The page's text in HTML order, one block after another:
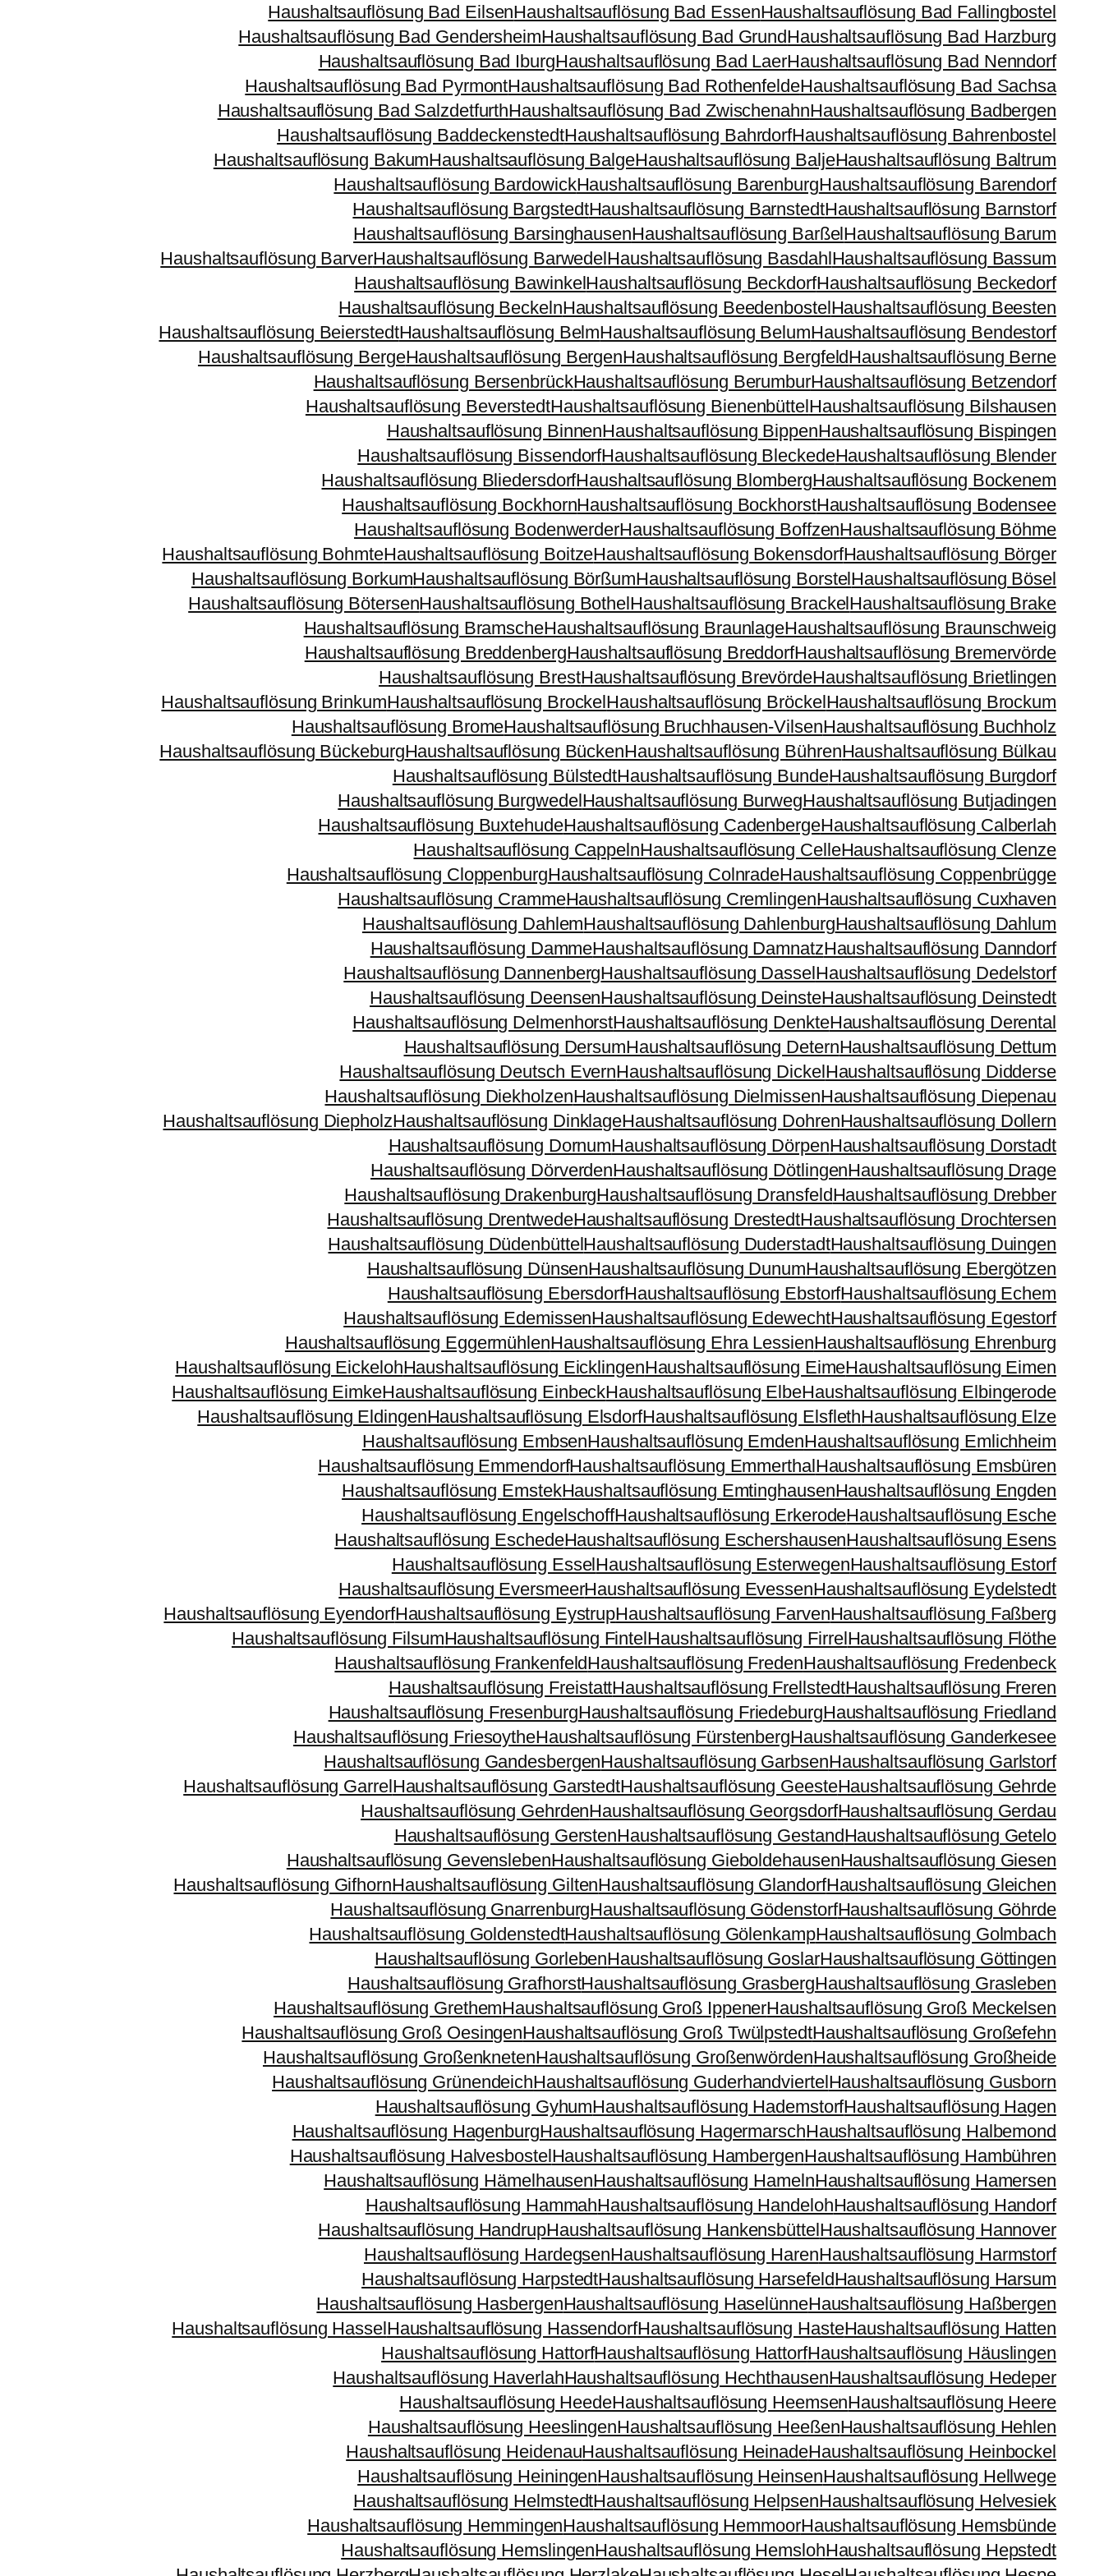
Haushaltsauflösung Bad EilsenHaushaltsauflösung Bad EssenHaushaltsauflösung Bad Fallingbostel
Haushaltsauflösung Bad GendersheimHaushaltsauflösung Bad GrundHaushaltsauflösung Bad Harzburg
Haushaltsauflösung Bad IburgHaushaltsauflösung Bad LaerHaushaltsauflösung Bad Nenndorf
Haushaltsauflösung Bad PyrmontHaushaltsauflösung Bad RothenfeldeHaushaltsauflösung Bad Sachsa
Haushaltsauflösung Bad SalzdetfurthHaushaltsauflösung Bad ZwischenahnHaushaltsauflösung Badbergen
Haushaltsauflösung BaddeckenstedtHaushaltsauflösung BahrdorfHaushaltsauflösung Bahrenbostel
Haushaltsauflösung BakumHaushaltsauflösung BalgeHaushaltsauflösung BaljeHaushaltsauflösung Baltrum
Haushaltsauflösung BardowickHaushaltsauflösung BarenburgHaushaltsauflösung Barendorf
Haushaltsauflösung BargstedtHaushaltsauflösung BarnstedtHaushaltsauflösung Barnstorf
Haushaltsauflösung BarsinghausenHaushaltsauflösung BarßelHaushaltsauflösung Barum
Haushaltsauflösung BarverHaushaltsauflösung BarwedelHaushaltsauflösung BasdahlHaushaltsauflösung Bassum
Haushaltsauflösung BawinkelHaushaltsauflösung BeckdorfHaushaltsauflösung Beckedorf
Haushaltsauflösung BeckelnHaushaltsauflösung BeedenbostelHaushaltsauflösung Beesten
Haushaltsauflösung BeierstedtHaushaltsauflösung BelmHaushaltsauflösung BelumHaushaltsauflösung Bendestorf
Haushaltsauflösung BergeHaushaltsauflösung BergenHaushaltsauflösung BergfeldHaushaltsauflösung Berne
Haushaltsauflösung BersenbrückHaushaltsauflösung BerumburHaushaltsauflösung Betzendorf
Haushaltsauflösung BeverstedtHaushaltsauflösung BienenbüttelHaushaltsauflösung Bilshausen
Haushaltsauflösung BinnenHaushaltsauflösung BippenHaushaltsauflösung Bispingen
Haushaltsauflösung BissendorfHaushaltsauflösung BleckedeHaushaltsauflösung Blender
Haushaltsauflösung BliedersdorfHaushaltsauflösung BlombergHaushaltsauflösung Bockenem
Haushaltsauflösung BockhornHaushaltsauflösung BockhorstHaushaltsauflösung Bodensee
Haushaltsauflösung BodenwerderHaushaltsauflösung BoffzenHaushaltsauflösung Böhme
Haushaltsauflösung BohmteHaushaltsauflösung BoitzeHaushaltsauflösung BokensdorfHaushaltsauflösung Börger
Haushaltsauflösung BorkumHaushaltsauflösung BörßumHaushaltsauflösung BorstelHaushaltsauflösung Bösel
Haushaltsauflösung BötersenHaushaltsauflösung BothelHaushaltsauflösung BrackelHaushaltsauflösung Brake
Haushaltsauflösung BramscheHaushaltsauflösung BraunlageHaushaltsauflösung Braunschweig
Haushaltsauflösung BreddenbergHaushaltsauflösung BreddorfHaushaltsauflösung Bremervörde
Haushaltsauflösung BrestHaushaltsauflösung BrevördeHaushaltsauflösung Brietlingen
Haushaltsauflösung BrinkumHaushaltsauflösung BrockelHaushaltsauflösung BröckelHaushaltsauflösung Brockum
Haushaltsauflösung BromeHaushaltsauflösung Bruchhausen-VilsenHaushaltsauflösung Buchholz
Haushaltsauflösung BückeburgHaushaltsauflösung BückenHaushaltsauflösung BührenHaushaltsauflösung Bülkau
Haushaltsauflösung BülstedtHaushaltsauflösung BundeHaushaltsauflösung Burgdorf
Haushaltsauflösung BurgwedelHaushaltsauflösung BurwegHaushaltsauflösung Butjadingen
Haushaltsauflösung BuxtehudeHaushaltsauflösung CadenbergeHaushaltsauflösung Calberlah
Haushaltsauflösung CappelnHaushaltsauflösung CelleHaushaltsauflösung Clenze
Haushaltsauflösung CloppenburgHaushaltsauflösung ColnradeHaushaltsauflösung Coppenbrügge
Haushaltsauflösung CrammeHaushaltsauflösung CremlingenHaushaltsauflösung Cuxhaven
Haushaltsauflösung DahlemHaushaltsauflösung DahlenburgHaushaltsauflösung Dahlum
Haushaltsauflösung DammeHaushaltsauflösung DamnatzHaushaltsauflösung Danndorf
Haushaltsauflösung DannenbergHaushaltsauflösung DasselHaushaltsauflösung Dedelstorf
Haushaltsauflösung DeensenHaushaltsauflösung DeinsteHaushaltsauflösung Deinstedt
Haushaltsauflösung DelmenhorstHaushaltsauflösung DenkteHaushaltsauflösung Derental
Haushaltsauflösung DersumHaushaltsauflösung DeternHaushaltsauflösung Dettum
Haushaltsauflösung Deutsch EvernHaushaltsauflösung DickelHaushaltsauflösung Didderse
Haushaltsauflösung DiekholzenHaushaltsauflösung DielmissenHaushaltsauflösung Diepenau
Haushaltsauflösung DiepholzHaushaltsauflösung DinklageHaushaltsauflösung DohrenHaushaltsauflösung Dollern
Haushaltsauflösung DornumHaushaltsauflösung DörpenHaushaltsauflösung Dorstadt
Haushaltsauflösung DörverdenHaushaltsauflösung DötlingenHaushaltsauflösung Drage
Haushaltsauflösung DrakenburgHaushaltsauflösung DransfeldHaushaltsauflösung Drebber
Haushaltsauflösung DrentwedeHaushaltsauflösung DrestedtHaushaltsauflösung Drochtersen
Haushaltsauflösung DüdenbüttelHaushaltsauflösung DuderstadtHaushaltsauflösung Duingen
Haushaltsauflösung DünsenHaushaltsauflösung DunumHaushaltsauflösung Ebergötzen
Haushaltsauflösung EbersdorfHaushaltsauflösung EbstorfHaushaltsauflösung Echem
Haushaltsauflösung EdemissenHaushaltsauflösung EdewechtHaushaltsauflösung Egestorf
Haushaltsauflösung EggermühlenHaushaltsauflösung Ehra LessienHaushaltsauflösung Ehrenburg
Haushaltsauflösung EickelohHaushaltsauflösung EicklingenHaushaltsauflösung EimeHaushaltsauflösung Eimen
Haushaltsauflösung EimkeHaushaltsauflösung EinbeckHaushaltsauflösung ElbeHaushaltsauflösung Elbingerode
Haushaltsauflösung EldingenHaushaltsauflösung ElsdorfHaushaltsauflösung ElsflethHaushaltsauflösung Elze
Haushaltsauflösung EmbsenHaushaltsauflösung EmdenHaushaltsauflösung Emlichheim
Haushaltsauflösung EmmendorfHaushaltsauflösung EmmerthalHaushaltsauflösung Emsbüren
Haushaltsauflösung EmstekHaushaltsauflösung EmtinghausenHaushaltsauflösung Engden
Haushaltsauflösung EngelschoffHaushaltsauflösung ErkerodeHaushaltsauflösung Esche
Haushaltsauflösung EschedeHaushaltsauflösung EschershausenHaushaltsauflösung Esens
Haushaltsauflösung EsselHaushaltsauflösung EsterwegenHaushaltsauflösung Estorf
Haushaltsauflösung EversmeerHaushaltsauflösung EvessenHaushaltsauflösung Eydelstedt
Haushaltsauflösung EyendorfHaushaltsauflösung EystrupHaushaltsauflösung FarvenHaushaltsauflösung Faßberg
Haushaltsauflösung FilsumHaushaltsauflösung FintelHaushaltsauflösung FirrelHaushaltsauflösung Flöthe
Haushaltsauflösung FrankenfeldHaushaltsauflösung FredenHaushaltsauflösung Fredenbeck
Haushaltsauflösung FreistattHaushaltsauflösung FrellstedtHaushaltsauflösung Freren
Haushaltsauflösung FresenburgHaushaltsauflösung FriedeburgHaushaltsauflösung Friedland
Haushaltsauflösung FriesoytheHaushaltsauflösung FürstenbergHaushaltsauflösung Ganderkesee
Haushaltsauflösung GandesbergenHaushaltsauflösung GarbsenHaushaltsauflösung Garlstorf
Haushaltsauflösung GarrelHaushaltsauflösung GarstedtHaushaltsauflösung GeesteHaushaltsauflösung Gehrde
Haushaltsauflösung GehrdenHaushaltsauflösung GeorgsdorfHaushaltsauflösung Gerdau
Haushaltsauflösung GerstenHaushaltsauflösung GestandHaushaltsauflösung Getelo
Haushaltsauflösung GevenslebenHaushaltsauflösung GieboldehausenHaushaltsauflösung Giesen
Haushaltsauflösung GifhornHaushaltsauflösung GiltenHaushaltsauflösung GlandorfHaushaltsauflösung Gleichen
Haushaltsauflösung GnarrenburgHaushaltsauflösung GödenstorfHaushaltsauflösung Göhrde
Haushaltsauflösung GoldenstedtHaushaltsauflösung GölenkampHaushaltsauflösung Golmbach
Haushaltsauflösung GorlebenHaushaltsauflösung GoslarHaushaltsauflösung Göttingen
Haushaltsauflösung GrafhorstHaushaltsauflösung GrasbergHaushaltsauflösung Grasleben
Haushaltsauflösung GrethemHaushaltsauflösung Groß IppenerHaushaltsauflösung Groß Meckelsen
Haushaltsauflösung Groß OesingenHaushaltsauflösung Groß TwülpstedtHaushaltsauflösung Großefehn
Haushaltsauflösung GroßenknetenHaushaltsauflösung GroßenwördenHaushaltsauflösung Großheide
Haushaltsauflösung GrünendeichHaushaltsauflösung GuderhandviertelHaushaltsauflösung Gusborn
Haushaltsauflösung GyhumHaushaltsauflösung HademstorfHaushaltsauflösung Hagen
Haushaltsauflösung HagenburgHaushaltsauflösung HagermarschHaushaltsauflösung Halbemond
Haushaltsauflösung HalvesbostelHaushaltsauflösung HambergenHaushaltsauflösung Hambühren
Haushaltsauflösung HämelhausenHaushaltsauflösung HamelnHaushaltsauflösung Hamersen
Haushaltsauflösung HammahHaushaltsauflösung HandelohHaushaltsauflösung Handorf
Haushaltsauflösung HandrupHaushaltsauflösung HankensbüttelHaushaltsauflösung Hannover
Haushaltsauflösung HardegsenHaushaltsauflösung HarenHaushaltsauflösung Harmstorf
Haushaltsauflösung HarpstedtHaushaltsauflösung HarsefeldHaushaltsauflösung Harsum
Haushaltsauflösung HasbergenHaushaltsauflösung HaselünneHaushaltsauflösung Haßbergen
Haushaltsauflösung HasselHaushaltsauflösung HassendorfHaushaltsauflösung HasteHaushaltsauflösung Hatten
Haushaltsauflösung HattorfHaushaltsauflösung HattorfHaushaltsauflösung Häuslingen
Haushaltsauflösung HaverlahHaushaltsauflösung HechthausenHaushaltsauflösung Hedeper
Haushaltsauflösung HeedeHaushaltsauflösung HeemsenHaushaltsauflösung Heere
Haushaltsauflösung HeeslingenHaushaltsauflösung HeeßenHaushaltsauflösung Hehlen
Haushaltsauflösung HeidenauHaushaltsauflösung HeinadeHaushaltsauflösung Heinbockel
Haushaltsauflösung HeiningenHaushaltsauflösung HeinsenHaushaltsauflösung Hellwege
Haushaltsauflösung HelmstedtHaushaltsauflösung HelpsenHaushaltsauflösung Helvesiek
Haushaltsauflösung HemmingenHaushaltsauflösung HemmoorHaushaltsauflösung Hemsbünde
Haushaltsauflösung HemslingenHaushaltsauflösung HemslohHaushaltsauflösung Hepstedt